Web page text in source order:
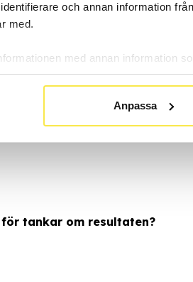
och annan information
med.
med annan information
Anpassa
för resultat av
tankar om resultaten?